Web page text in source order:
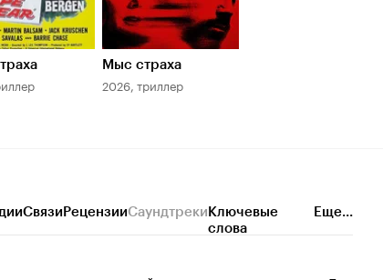
Мыс страха
2026, триллер
СвязиРецензииСаундтрекиКлючевые
слова
Еще...